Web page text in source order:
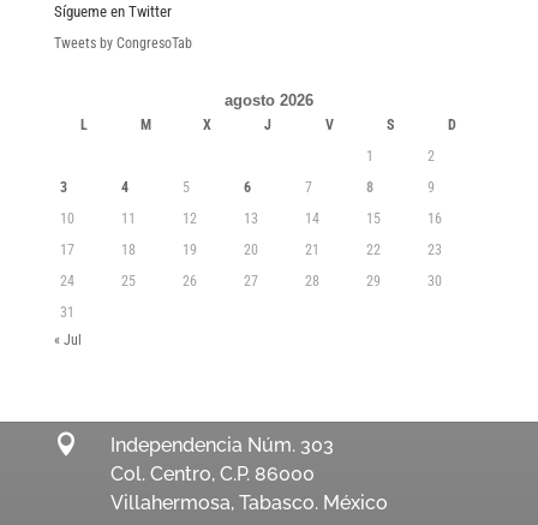
Sígueme en Twitter
Tweets by CongresoTab
agosto 2026
L M X J V S
D
1
2
3
4 5 6 7 8
9
10
11 12 13 14 15
16
17
18 19 20 21 22
23
24
25 26 27 28 29
30
31
« Jul

Independencia Núm. 303
Col. Centro, C.P. 86000
Villahermosa, Tabasco. México